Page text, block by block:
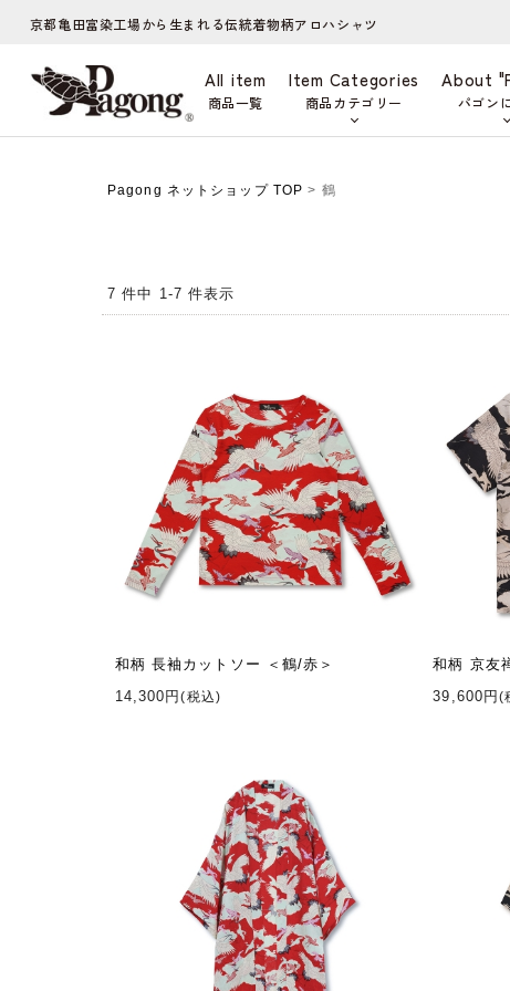
京都亀田富染工場から生まれる伝統着物柄アロハシャツ
All item
商品一覧
Item Categories
商品カテゴリー
About
パゴン
Pagong ネットショップ TOP > 鶴
7 件中 1-7 件表示
和柄 長袖カットソー ＜鶴/赤＞
14,300円(税込)
和柄 京友
39,600円(